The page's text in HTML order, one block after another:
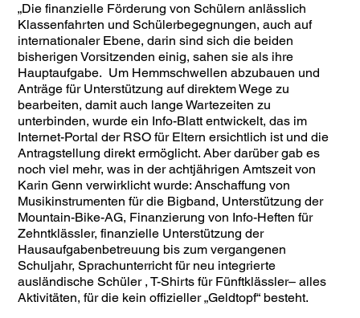
„Die finanzielle Förderung von Schülern anlässlich
Klassenfahrten und Schülerbegegnungen, auch auf
internationaler Ebene, darin sind sich die beiden
bisherigen Vorsitzenden einig, sahen sie als ihre
Hauptaufgabe. Um Hemmschwellen abzubauen und
Anträge für Unterstützung auf direktem Wege zu
bearbeiten, damit auch lange Wartezeiten zu
unterbinden, wurde ein Info-Blatt entwickelt, das im
Internet-Portal der RSO für Eltern ersichtlich ist und die
Antragstellung direkt ermöglicht. Aber darüber gab es
noch viel mehr, was in der achtjährigen Amtszeit von
Karin Genn verwirklicht wurde: Anschaffung von
Musikinstrumenten für die Bigband, Unterstützung der
Mountain-Bike-AG, Finanzierung von Info-Heften für
Zehntklässler, finanzielle Unterstützung der
Hausaufgabenbetreuung bis zum vergangenen
Schuljahr, Sprachunterricht für neu integrierte
ausländische Schüler , T-Shirts für Fünftklässler– alles
Aktivitäten, für die kein offizieller „Geldtopf“ besteht.